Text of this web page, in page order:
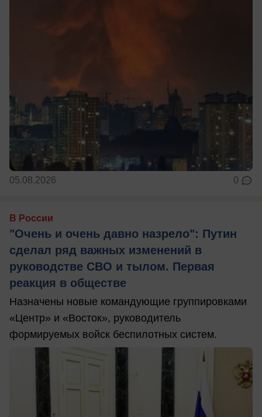
05.08.2026 0
В России
"Очень и очень давно назрело": Путин
сделал ряд важных изменений в
руководстве СВО и тылом. Первая
реакция в обществе
Назначены новые командующие группировками
«Центр» и «Восток», руководитель
формируемых войск беспилотных систем.